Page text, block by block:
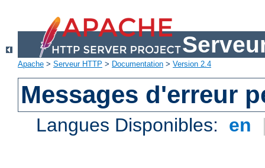
Apache > Serveur HTTP > Documentation > Version 2.4
Messages d'erreur
Langues Disponibles: en